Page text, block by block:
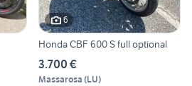
6
Honda CBF 600 S full optional
3.700 €
Massarosa (LU)